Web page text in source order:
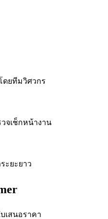
ดยทีมวิศวกร
จเช็กหน้างาน
ะยะยาว
เสนอราคา